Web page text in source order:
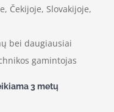
Čekijoje, Slovakijoje,
bei daugiausiai
gamintojas
3 metų